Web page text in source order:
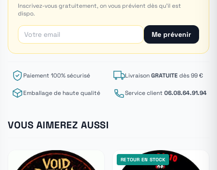
Inscrivez-vous gratuitement, on vous prévient dès qu'il est
dispo.
Me prévenir
Paiement 100% sécurisé LivraisonGRATUITEdès 99 €
Emballage de haute qualité Service client 06.08.64.91.94
VOUS AIMEREZ AUSSI
RETOUR EN STOCK